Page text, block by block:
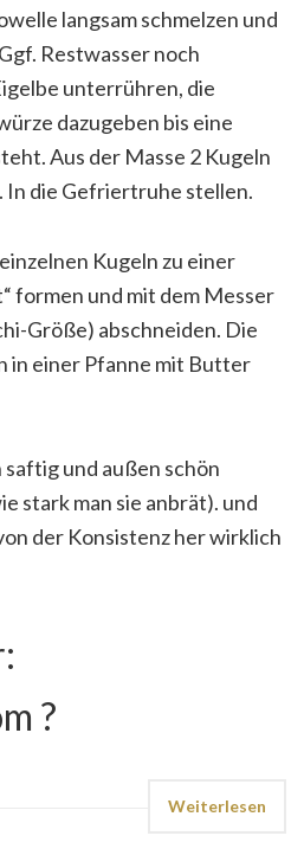
langsam schmelzen und
Restwasser noch
unterrühren, die
dazugeben bis eine
Aus der Masse 2 Kugeln
In die Gefriertruhe stellen.
Kugeln zu einer
formen und mit dem Messer
Größe) abschneiden. Die
in einer Pfanne mit Butter
und außen schön
stark man sie anbrät). und
der Konsistenz her wirklich
?
Weiterlesen